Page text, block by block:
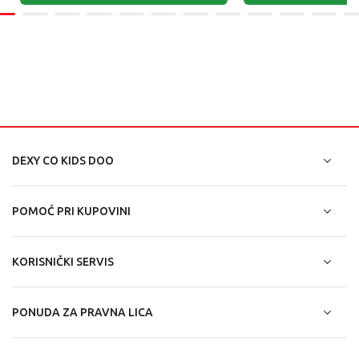
DEXY CO KIDS DOO
POMOĆ PRI KUPOVINI
KORISNIČKI SERVIS
PONUDA ZA PRAVNA LICA